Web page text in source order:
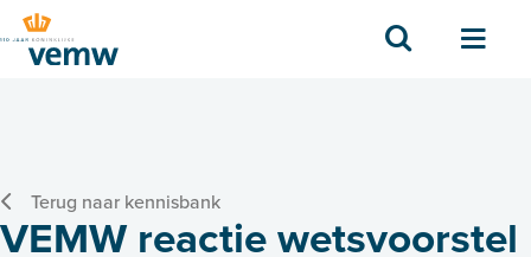
Zoek
Terug naar kennisbank
VEMW reactie wetsvoorstel